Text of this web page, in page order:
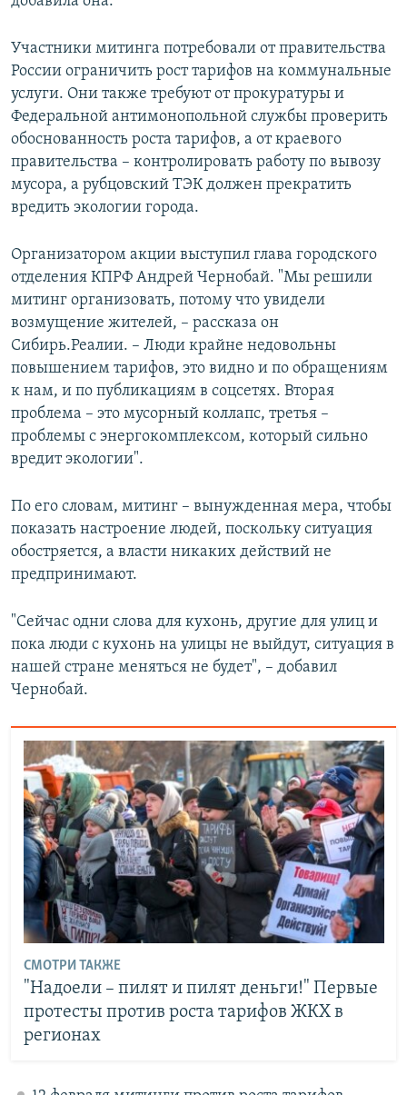
Участники митинга потребовали от правительства
России ограничить рост тарифов на коммунальные
услуги. Они также требуют от прокуратуры и
Федеральной антимонопольной службы проверить
обоснованность роста тарифов, а от краевого
правительства – контролировать работу по вывозу
мусора, а рубцовский ТЭК должен прекратить
вредить экологии города.
Организатором акции выступил глава городского
отделения КПРФ Андрей Чернобай. "Мы решили
митинг организовать, потому что увидели
возмущение жителей, – рассказа он
Сибирь.Реалии. – Люди крайне недовольны
повышением тарифов, это видно и по обращениям
к нам, и по публикациям в соцсетях. Вторая
проблема – это мусорный коллапс, третья –
проблемы с энергокомплексом, который сильно
вредит экологии".
По его словам, митинг – вынужденная мера, чтобы
показать настроение людей, поскольку ситуация
обостряется, а власти никаких действий не
предпринимают.
"Сейчас одни слова для кухонь, другие для улиц и
пока люди с кухонь на улицы не выйдут, ситуация в
нашей стране меняться не будет", – добавил
Чернобай.
СМОТРИ ТАКЖЕ
"Надоели – пилят и пилят деньги!" Первые
протесты против роста тарифов ЖКХ в
регионах